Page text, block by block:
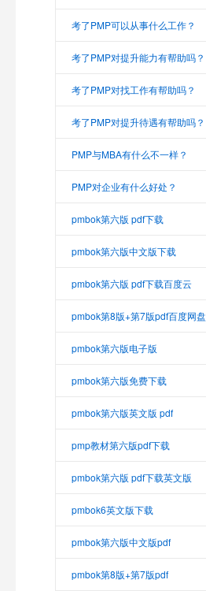
考了PMP可以从事什么工作？
考了PMP对提升能力有帮助吗？
考了PMP对找工作有帮助吗？
考了PMP对提升待遇有帮助吗？
PMP与MBA有什么不一样？
PMP对企业有什么好处？
pmbok第六版 pdf下载
pmbok第六版中文版下载
pmbok第六版 pdf下载百度云
pmbok第8版+第7版pdf百度网盘
pmbok第六版电子版
pmbok第六版免费下载
pmbok第六版英文版 pdf
pmp教材第六版pdf下载
pmbok第六版 pdf下载英文版
pmbok6英文版下载
pmbok第六版中文版pdf
pmbok第8版+第7版pdf